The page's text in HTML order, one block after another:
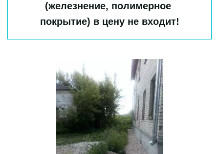
(железнение, полимерное
покрытие) в цену не входит!